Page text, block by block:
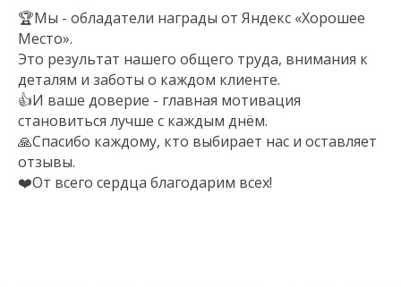
🏆Мы - обладатели награды от Яндекс «Хорошее
Место».
Это результат нашего общего труда, внимания к
деталям и заботы о каждом клиенте.
👍И ваше доверие - главная мотивация
становиться лучше с каждым днём.
🙏Спасибо каждому, кто выбирает нас и оставляет
отзывы.
❤️От всего сердца благодарим всех!